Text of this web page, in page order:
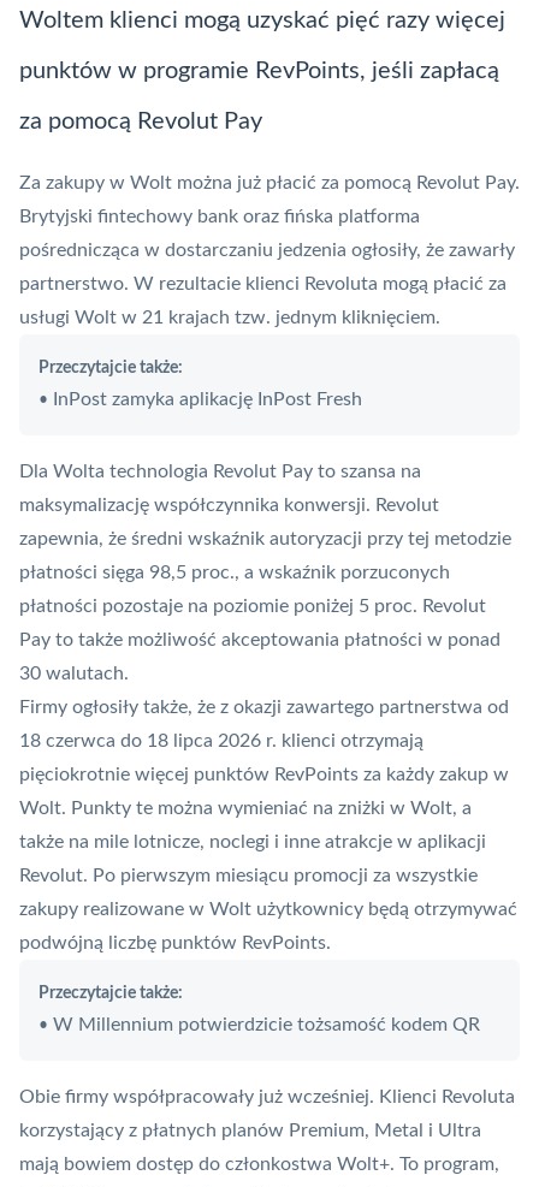
Woltem klienci mogą uzyskać pięć razy więcej
punktów w programie RevPoints, jeśli zapłacą
za pomocą Revolut Pay
Za zakupy w Wolt można już płacić za pomocą Revolut Pay.
Brytyjski fintechowy bank oraz fińska platforma
pośrednicząca w dostarczaniu jedzenia ogłosiły, że zawarły
partnerstwo. W rezultacie klienci Revoluta mogą płacić za
usługi Wolt w 21 krajach tzw. jednym kliknięciem.
Przeczytajcie także:
•
InPost zamyka aplikację InPost Fresh
Dla Wolta technologia Revolut Pay to szansa na
maksymalizację współczynnika konwersji. Revolut
zapewnia, że średni wskaźnik autoryzacji przy tej metodzie
płatności sięga 98,5 proc., a wskaźnik porzuconych
płatności pozostaje na poziomie poniżej 5 proc. Revolut
Pay to także możliwość akceptowania płatności w ponad
30 walutach.
Firmy ogłosiły także, że z okazji zawartego partnerstwa od
18 czerwca do 18 lipca 2026 r. klienci otrzymają
pięciokrotnie więcej punktów RevPoints za każdy zakup w
Wolt. Punkty te można wymieniać na zniżki w Wolt, a
także na mile lotnicze, noclegi i inne atrakcje w aplikacji
Revolut. Po pierwszym miesiącu promocji za wszystkie
zakupy realizowane w Wolt użytkownicy będą otrzymywać
podwójną liczbę punktów RevPoints.
Przeczytajcie także:
• W Millennium potwierdzicie tożsamość kodem QR
Obie firmy współpracowały już wcześniej. Klienci Revoluta
korzystający z płatnych planów Premium, Metal i Ultra
mają bowiem dostęp do członkostwa Wolt+. To program,